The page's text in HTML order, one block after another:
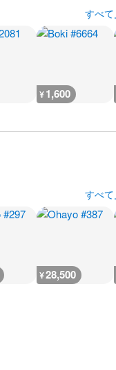
すべ
¥1,600
すべ
¥28,500